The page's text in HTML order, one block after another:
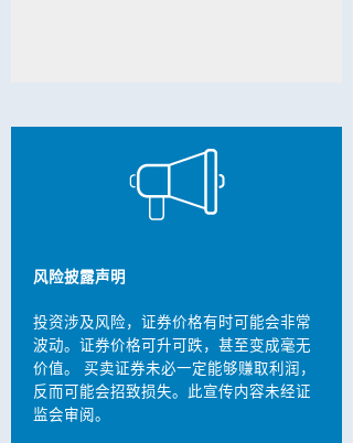
风险披露声明
投资涉及风险，证券价格有时可能会非常
波动。证券价格可升可跌，甚至变成毫无
价值。 买卖证券未必一定能够赚取利润，
反而可能会招致损失。此宣传内容未经证
监会审阅。